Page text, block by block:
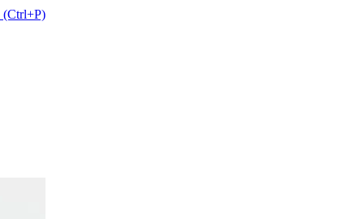
(Ctrl+P)